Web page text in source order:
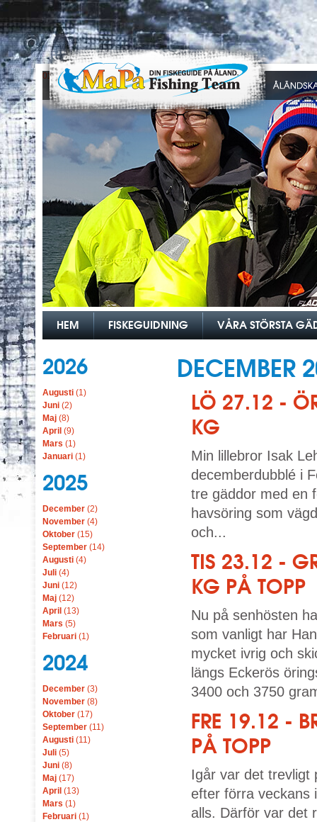
01234
HEM FISKEGUIDNING VÅRA STÖRSTA
2026
Augusti (1)
Juni (2)
Maj (8)
April (9)
Mars (1)
Januari (1)
2025
December (2)
November (4)
Oktober (15)
September (14)
Augusti (4)
Juli (4)
Juni (12)
Maj (12)
April (13)
Mars (5)
Februari (1)
2024
December (3)
November (8)
Oktober (17)
September (11)
Augusti (11)
Juli (5)
Juni (8)
Maj (17)
April (13)
Mars (1)
Februari (1)
DECEMBER
LÖ 27.12 -
KG
Min lillebror Isak
decemberdubblé i
tre gäddor med en
havsöring som
och...
TIS 23.12 -
KG PÅ TOPP
Nu på senhösten
som vanligt har
mycket ivrig och
längs Eckerös
3400 och 3750
FRE 19.12 -
PÅ TOPP
Igår var det trevligt
efter förra veckans
alls. Därför var det